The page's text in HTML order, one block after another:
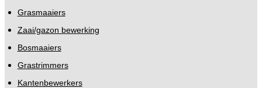
Grasmaaiers
Zaai/gazon bewerking
Bosmaaiers
Grastrimmers
Kantenbewerkers